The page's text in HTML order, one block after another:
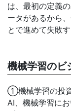
は、最初の定義
ータがあるから
とで進めて失敗す
機械学習のビ
①機械学習の投
AI、機械学習に